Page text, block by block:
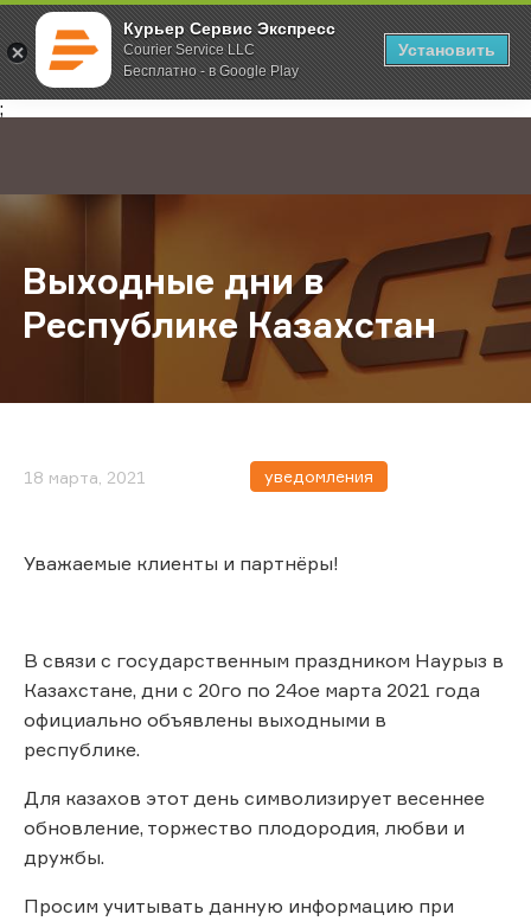
Курьер Сервис Экспресс
Courier Service LLC
Бесплатно - в Google Play
Установить
;
Главная О компании Новости Выходные дни в Республике
Выходные дни в
Республике Казахстан
18 марта, 2021 уведомления
Уважаемые клиенты и партнёры!
В связи с государственным праздником Наурыз в
Казахстане, дни с 20го по 24ое марта 2021 года
официально объявлены выходными в
республике.
Для казахов этот день символизирует весеннее
обновление, торжество плодородия, любви и
дружбы.
Просим учитывать данную информацию при